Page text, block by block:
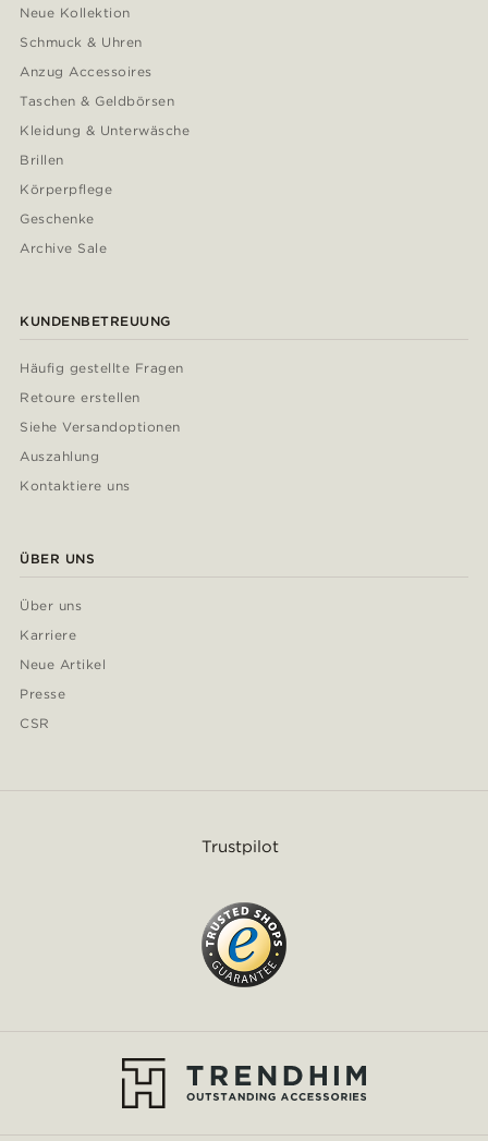
Neue Kollektion
Schmuck & Uhren
Anzug Accessoires
Taschen & Geldbörsen
Kleidung & Unterwäsche
Brillen
Körperpflege
Geschenke
Archive Sale
KUNDENBETREUUNG
Häufig gestellte Fragen
Retoure erstellen
Siehe Versandoptionen
Auszahlung
Kontaktiere uns
ÜBER UNS
Über uns
Karriere
Neue Artikel
Presse
CSR
Trustpilot